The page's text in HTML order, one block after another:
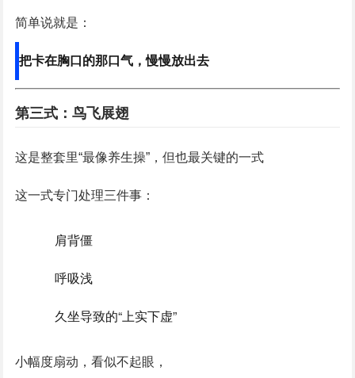
简单说就是：
把卡在胸口的那口气，慢慢放出去
第三式：鸟飞展翅
这是整套里“最像养生操”，但也最关键的一式
这一式专门处理三件事：
肩背僵
呼吸浅
久坐导致的“上实下虚”
小幅度扇动，看似不起眼，